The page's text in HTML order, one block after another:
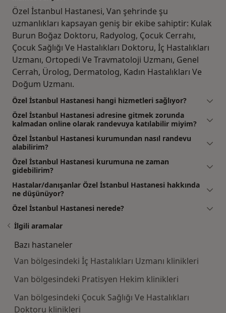
Özel İstanbul Hastanesi, Van şehrinde şu
uzmanlıkları kapsayan geniş bir ekibe sahiptir: Kulak
Burun Boğaz Doktoru, Radyolog, Çocuk Cerrahı,
Çocuk Sağlığı Ve Hastalıkları Doktoru, İç Hastalıkları
Uzmanı, Ortopedi Ve Travmatoloji Uzmanı, Genel
Cerrah, Ürolog, Dermatolog, Kadın Hastalıkları Ve
Doğum Uzmanı.
Özel İstanbul Hastanesi hangi hizmetleri sağlıyor?
Özel İstanbul Hastanesi adresine gitmek zorunda
kalmadan online olarak randevuya katılabilir miyim?
Özel İstanbul Hastanesi kurumundan nasıl randevu
alabilirim?
Özel İstanbul Hastanesi kurumuna ne zaman
gidebilirim?
Hastalar/danışanlar Özel İstanbul Hastanesi hakkında
ne düşünüyor?
Özel İstanbul Hastanesi nerede?
İlgili aramalar
Bazı hastaneler
Van bölgesindeki İç Hastalıkları Uzmanı klinikleri
Van bölgesindeki Pratisyen Hekim klinikleri
Van bölgesindeki Çocuk Sağlığı Ve Hastalıkları
Doktoru klinikleri